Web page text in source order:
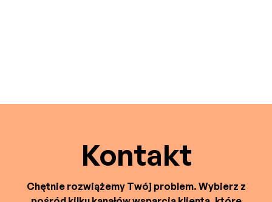
Kontakt
Chętnie rozwiążemy Twój problem. Wybierz z